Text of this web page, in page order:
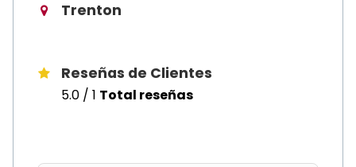
Trenton
Reseñas de Clientes
5.0 / 1 Total reseñas